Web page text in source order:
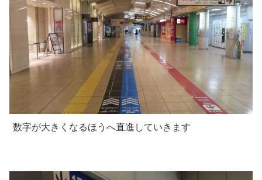
数字が大きくなるほうへ直進していきます